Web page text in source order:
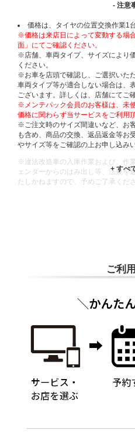
- 注意
価格は、タイヤの位置交換作業1
※価格は来店日によって変動する場
面」にてご確認ください。
※店舗、車両タイプ、サイズにより
ください。
※お車を店頭で確認し、ご選択いた
車両タイプ等が適合しない場合は、
ございます。詳しくは、店舗にてご
※メンテパック会員のお客様は、未
価格に関わらず当サービスをご利用
※ご注文時のサイズ間違いなど、お
も含め、商品の交換、返品返金等お
やサイズ等をご確認の上お申し込み
※違法改造車の入庫作業および、作
ェンダーからのはみ出し等、法規を
たしかねますので、予めご了承くださ
ご利